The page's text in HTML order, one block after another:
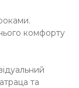
комфорту
та